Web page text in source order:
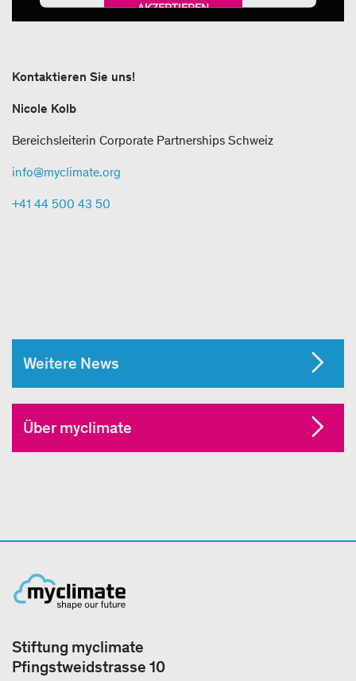
AKZEPTIEREN
Kontaktieren Sie uns!
Nicole Kolb
Bereichsleiterin Corporate Partnerships Schweiz
info@myclimate.org
+41 44 500 43 50
Weitere News
Über myclimate
Stiftung myclimate
Pfingstweidstrasse 10